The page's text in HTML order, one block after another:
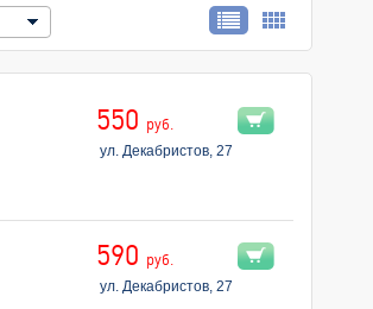
550 руб.
ул. Декабристов, 27
590 руб.
ул. Декабристов, 27